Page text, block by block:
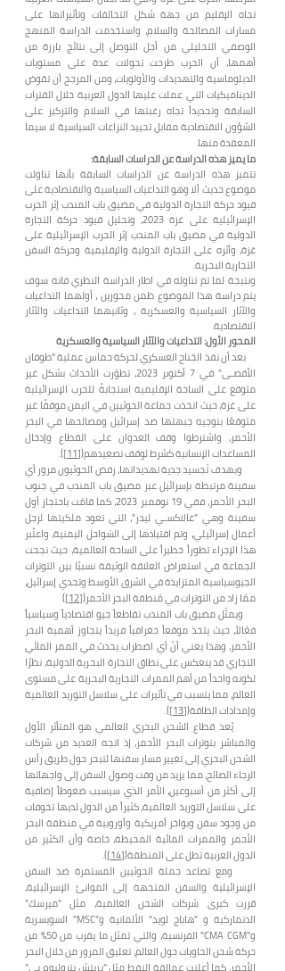
تجاه الإقليم من جهة شكل التحالفات وتأثيراتها على
مسارات المصالحة والسلام، واستخدمت الدراسة المنهج
الوصفي التحليلي من أجل التوصل إلى نتائج بارزة من
أهمها، أن الحرب طرحت تحولات عدة على مستويات
الدبلوماسية والتهديدات والأولويات، ومن المرجح أن تقوض
الديناميكيات التي عملت عليها الدول العربية خلال الفترات
السابقة وتحديداً تجاه رغبتها في السلام والتركيز على
الشؤون الاقتصادية مقابل تحييد النزاعات السياسية لا سيما
المعقدة منها.
ما يميز هذه الدراسة عن الدراسات السابقة:
تتميز هذه الدراسة عن الدراسات السابقة بأنها تناولت
موضوع حديث ألا وهو التداعيات السياسية والاقتصادية على
قيود حركة التجارة الدولية في مضيق باب المندب إثر الحرب
الإسرائيلية على غزة 2023، وتحليل قيود حركة التجارة
الدولية في مضيق باب المندب إثر الحرب الإسرائيلية على
غزة، وأثره على التجارة الدولية والإقليمية وحركة السفن
التجارية البحرية.
ونتيجة لما تم تناوله في اطار الدراسة النظري فانه سوف
يتم دراسة هذا الموضوع ظمن محورين ، أولهما التداعيات
والآثار السياسية والعسكرية ، وثانيهما التداعيات والآثار
الاقتصادية.
المحورالأول:التداعياتوالآثار السياسية والعسكرية
بعد أن نفذ الجَناح العسكري لحركة حماس عملية "طوفان
الأقصـى" في 7 أكتوبر 2023، تطوّرت الأحداث بشكل غير
متوقع على الساحة الإقليمية استجابةً للحرب الإسرائيلية
على غزة، حيث اتخذت جماعة الحوثيين في اليمن موقفًا غير
متوقعًا بتوجيه جبهتها ضد إسرائيل ومصالحها في البحر
الأحمر، واشترطوا وقف العدوان على القطاع وإدخال
المساعدات الإنسانية كشرط لوقف تصعيدهم([11]
).
وبهدف تَجسيد جدية تهديداتها، رفض الحوثيون مرور أي
سفينة مرتبطة بإسرائيل عبر مضيق باب المندب في جنوب
البحر الأحمر، ففي 19 نوفمبر 2023، كما قامَت باحتجاز أول
سفينة وهي "غالاكسـي ليدر"، التي تعود ملكيتها لرجل
أعمال إسرائيلي، وتم اقتيادها إلى السَواحل اليمنية، واعتُبر
هذا الإجراء تطوراً خطيراً على الساحة العالمية، حيث نجحت
الجماعة في استعراض العلاقة الوثيقة نسبيًا بين التوترات
الجيوسياسية المتزايدة في الشرق الأوسط وتحدي إسرائيل،
ممّا زاد من التوترات في مَنطقة البحر الأحمر([12]
).
ويمثّل مضيق باب المندب تقاطعاً جيو اقتصادياً وسياسياً
فعّالاً، حيث يتخذ موقعاً جغرافياً فريداً يتجاوز أهمية البحر
الأحمر، وهذا يعني أنّ أي اضطراب يحدث في الممر المائي
التجاري قد ينعكس على نطاق التجارة البحرية الدولية، نظرًا
لكونه واحداً من أهم الممرات التجارية البحرية على مستوى
العالم، مما يتسبب في تأثيرات على سلاسل التوريد العالمية
وإمدادات الطاقة([13]
).
يُعد قطاع الشحن البحري العالمي هو المتأثر الأول
والمباشر بتوترات البحر الأحمر، إذ اتجه العديد من شركات
الشحن البحري إلى تغيير مسار سفنها لتبحر حول طريق رأس
الرجاء الصالح، مما يزيد من وقت وصول السفن إلى واجهاتها
إلى أكثر من أسبوعين، الأمر الذي سيسبب ضغوطاً إضافية
على سلاسل التوريد العالمية، كثيراً من الدول لديها تخوفات
من وجود سفن وبواخر أمريكية وأوروبية في منطقة البحر
الأحمر والممرات المائية المحيطة، خاصة وأن الكثير من
الدول العربية تطل على المنطقة([14]
).
ومع تصاعد حملة الحوثيين المستمرة ضد السفن
الإسرائيلية والسفن المتجهة إلى الموانئ الإسرائيلية،
قررت كبرى شركات الشحن العالمية، مثل "ميرسك"
الدنماركية و "هاباج لويد" الألمانية و"MSC" السويسرية
و"CMA CGM" الفرنسية، والتي تمثل ما يقرب من 50% من
حركة شحن الحاويات حول العالم، تعليق المرور من خلال البحر
الأحمر، كما أعلنت عمالقة النفط مثل "بريتش بتروليوم بي"